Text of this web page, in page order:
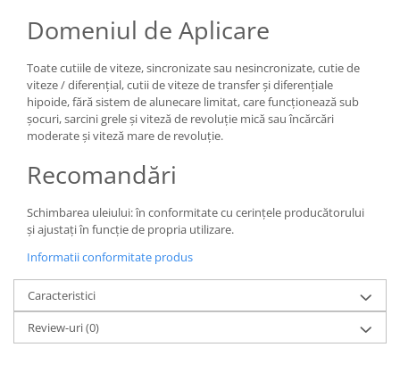
Domeniul de Aplicare
Toate cutiile de viteze, sincronizate sau nesincronizate, cutie de
viteze / diferențial, cutii de viteze de transfer și diferențiale
hipoide, fără sistem de alunecare limitat, care funcționează sub
șocuri, sarcini grele și viteză de revoluție mică sau încărcări
moderate și viteză mare de revoluție.
Recomandări
Schimbarea uleiului: în conformitate cu cerințele producătorului
și ajustați în funcție de propria utilizare.
Informatii conformitate produs
Caracteristici
Review-uri(0)